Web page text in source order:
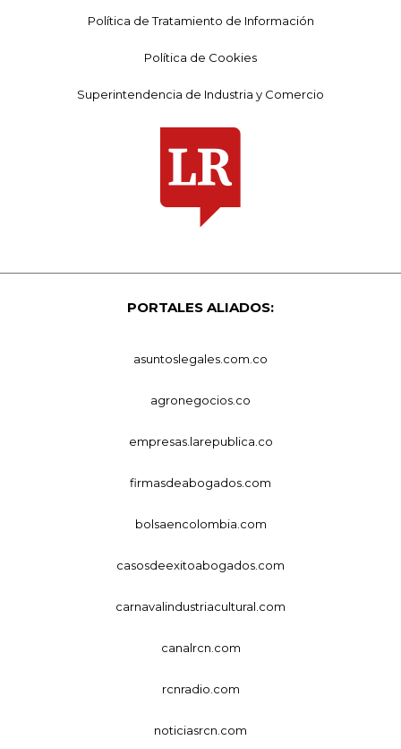
Política de Tratamiento de Información
Política de Cookies
Superintendencia de Industria y Comercio
PORTALES ALIADOS:
asuntoslegales.com.co
agronegocios.co
empresas.larepublica.co
firmasdeabogados.com
bolsaencolombia.com
casosdeexitoabogados.com
carnavalindustriacultural.com
canalrcn.com
rcnradio.com
noticiasrcn.com